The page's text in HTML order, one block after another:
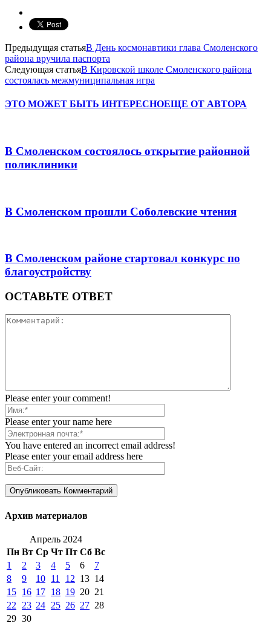
Предыдущая статьяВ День космонавтики глава Смоленского
района вручила паспорта
Следующая статьяВ Кировской школе Смоленского района
состоялась межмуниципальная игра
ЭТО МОЖЕТ БЫТЬ ИНТЕРЕСНОЕЩЕ ОТ АВТОРА
В Смоленском состоялось открытие районной
поликлиники
В Смоленском прошли Соболевские чтения
В Смоленском районе стартовал конкурс по
благоустройству
ОСТАВЬТЕ ОТВЕТ
Please enter your comment!
Please enter your name here
You have entered an incorrect email address!
Please enter your email address here
Архив материалов
Апрель 2024
Пн Вт Ср Чт Пт Сб Вс
1
2 3 4 5 6
7
8
9 10 11 12 13 14
15 16 17 18 19 20 21
22
23 24 25 26 27 28
29 30